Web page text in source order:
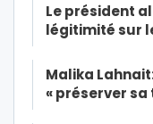
Le président
légitimité sur
Malika
« préserver